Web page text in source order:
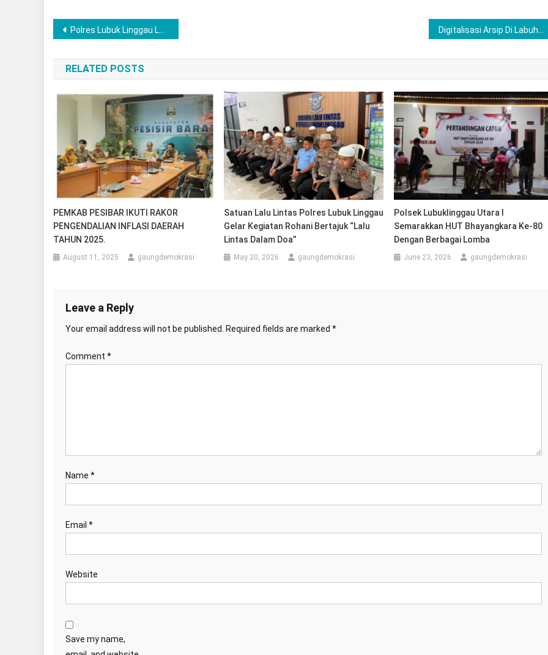
Post
navigation
Polres Lubuk Linggau Lakukan Aksi Bersih Bersih Secara merata Mulai dari Masjid Gereja Kelenteng hingga Vihara sebagai wujud nyata Toleransi Beragama dan kepedulian Sosial
RELATED POSTS
PEMKAB PESIBAR IKUTI RAKOR
PENGENDALIAN INFLASI DAERAH
TAHUN 2025.
August 11, 2025 gaungdemokrasi
Satuan Lalu Lintas Polres Lubuk Linggau
Gelar Kegiatan Rohani Bertajuk “Lalu
Lintas Dalam Doa”
May 20, 2026 gaungdemokrasi
Polsek Lubuklinggau Utara I
Semarakkan HUT Bhayangkara Ke-80
Dengan Berbagai Lomba
June 23, 2026 gaungdemokrasi
Leave a Reply
Your email address will not be published. Required fields are marked *
Comment *
Name *
Email *
Website
Save my name,